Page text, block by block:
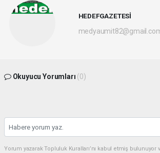
HEDEFGAZETESİ
Okuyucu Yorumları (0)
Yorum yazarak Topluluk Kuralları’nı kabul etmiş